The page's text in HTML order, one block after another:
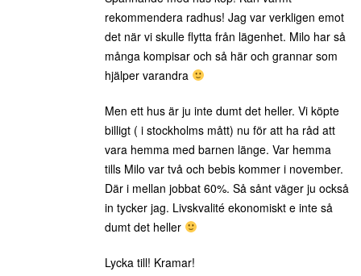
rekommendera radhus! Jag var verkligen emot
det när vi skulle flytta från lägenhet. Milo har så
många kompisar och så här och grannar som
hjälper varandra
Men ett hus är ju inte dumt det heller. Vi köpte
billigt ( i stockholms mått) nu för att ha råd att
vara hemma med barnen länge. Var hemma
tills Milo var två och bebis kommer i november.
Där i mellan jobbat 60%. Så sånt väger ju också
in tycker jag. Livskvalité ekonomiskt e inte så
dumt det heller
Lycka till! Kramar!